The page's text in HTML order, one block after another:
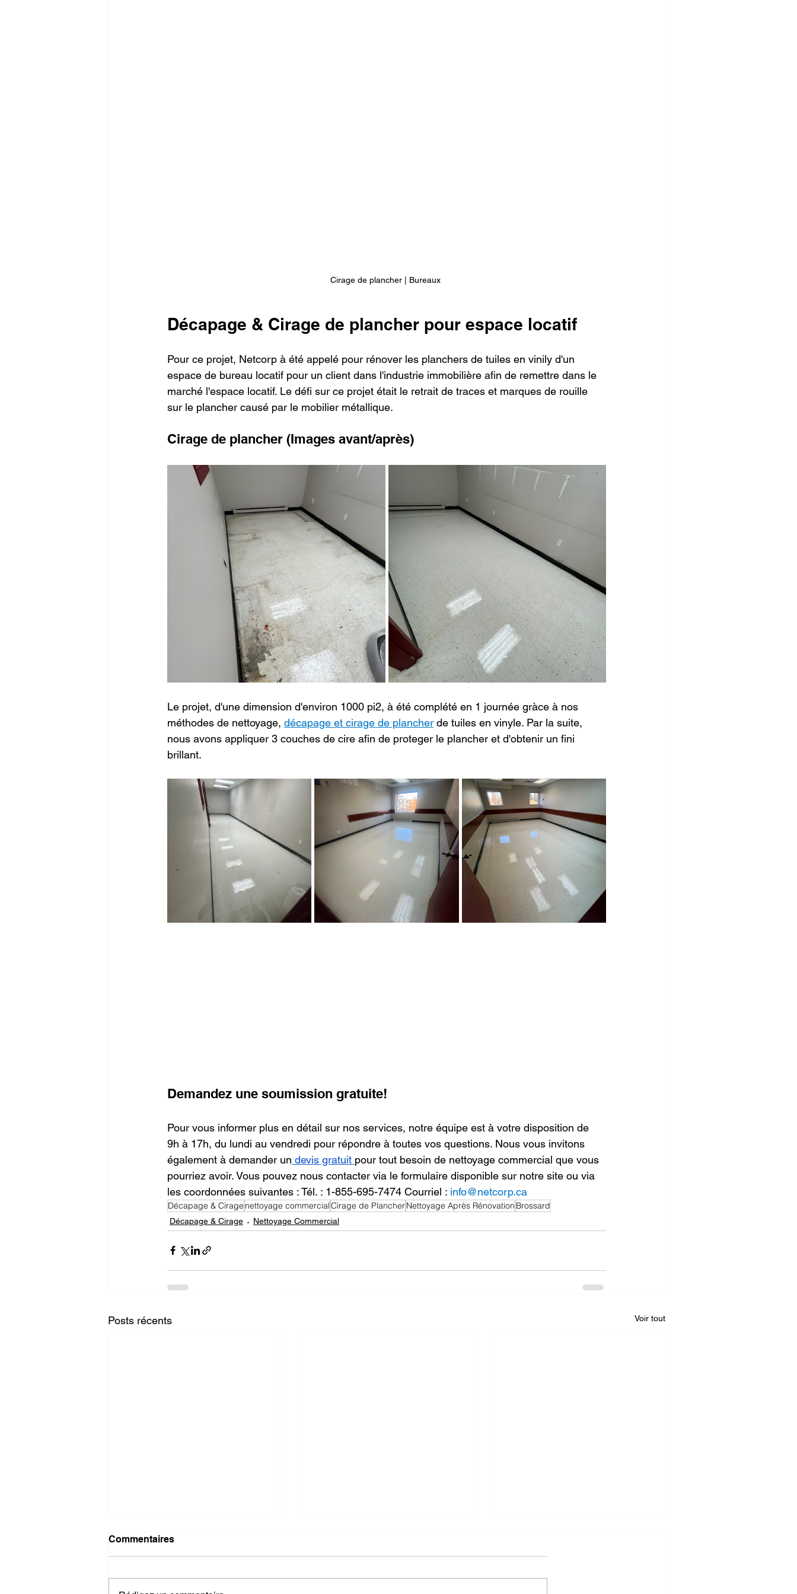
Cirage de plancher | Bureaux
Décapage & Cirage de plancher pour espace locatif
Pour ce projet, Netcorp à été appelé pour rénover les planchers de tuiles en vinily d'un
espace de bureau locatif pour un client dans l'industrie immobilière afin de remettre dans le
marché l'espace locatif. Le défi sur ce projet était le retrait de traces et marques de rouille
sur le plancher causé par le mobilier métallique.
Cirage de plancher (Images avant/après)
Le projet, d'une dimension d'environ 1000 pi2, à été complété en 1 journée gràce à nos
méthodes de nettoyage, décapage et cirage de plancher de tuiles en vinyle. Par la suite,
nous avons appliquer 3 couches de cire afin de proteger le plancher et d'obtenir un fini
brillant.
Demandez une soumission gratuite!
Pour vous informer plus en détail sur nos services, notre équipe est à votre disposition de
9h à 17h, du lundi au vendredi pour répondre à toutes vos questions. Nous vous invitons
également à demander un devis gratuit pour tout besoin de nettoyage commercial que vous
pourriez avoir. Vous pouvez nous contacter via le formulaire disponible sur notre site ou via
les coordonnées suivantes : Tél. : 1-855-695-7474 Courriel : info@netcorp.ca
Décapage & Cirage nettoyage commercialCirage de PlancherNettoyage Après Rénovation Brossard
Décapage & Cirage Nettoyage Commercial
Posts récents Voir tout
Commentaires